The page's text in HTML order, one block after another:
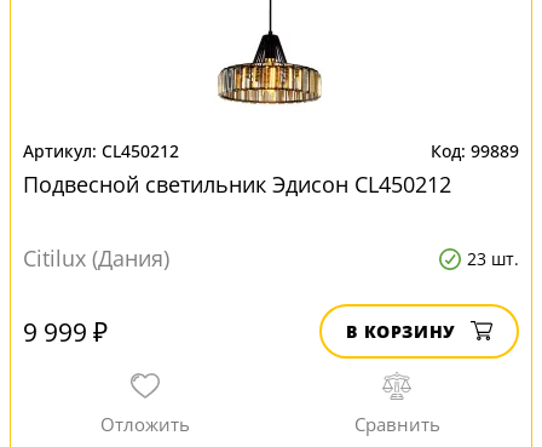
CL450212 99889
Подвесной светильник Эдисон CL450212
Citilux (Дания) 23 шт.
9 999 ₽ В КОРЗИНУ